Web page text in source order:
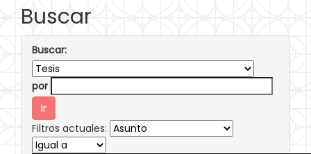
Buscar
Buscar:
por
Filtros actuales: